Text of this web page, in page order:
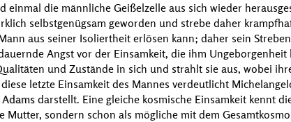
einmal die männliche Geißelzelle aus sich wieder
selbstgenügsam geworden und strebe daher
aus seiner Isoliertheit erlösen kann; daher sein
Angst vor der Einsamkeit, die ihm
und Zustände in sich und strahlt sie aus, wobei
letzte Einsamkeit des Mannes verdeutlicht
Adams darstellt. Eine gleiche kosmische Einsamkeit kennt
Mutter, sondern schon als mögliche mit dem